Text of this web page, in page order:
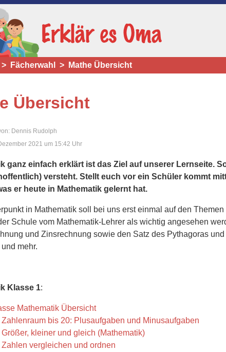
Fächerwahl Mathe Übersicht
Übersicht
Dennis Rudolph
2021 um 15:42 Uhr
ganz einfach erklärt ist das Ziel auf unserer Lernseite.
versteht. Stellt euch vor ein Schüler kommt
er heute in Mathematik gelernt hat.
in Mathematik soll bei uns erst einmal auf den
Schule vom Mathematik-Lehrer als wichtig angesehen
und Zinsrechnung sowie den Satz des Pythagoras
mehr.
Klasse 1:
Mathematik Übersicht
Zahlenraum bis 20: Plusaufgaben und Minusaufgaben
Größer, kleiner und gleich (Mathematik)
Zahlen vergleichen und ordnen